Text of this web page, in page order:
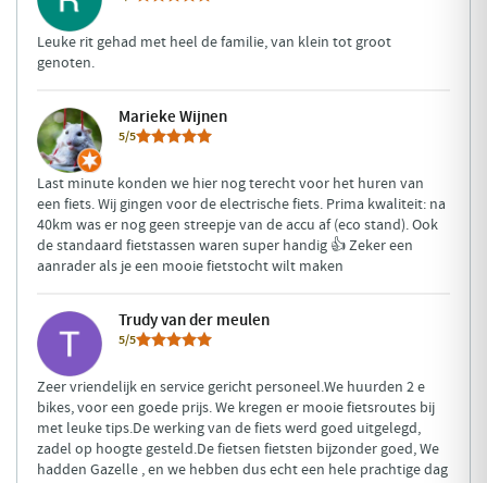
Leuke rit gehad met heel de familie, van klein tot groot
genoten.
Marieke Wijnen
5/5
Last minute konden we hier nog terecht voor het huren van
een fiets. Wij gingen voor de electrische fiets. Prima kwaliteit: na
40km was er nog geen streepje van de accu af (eco stand). Ook
de standaard fietstassen waren super handig 👍 Zeker een
aanrader als je een mooie fietstocht wilt maken
Trudy van der meulen
5/5
Zeer vriendelijk en service gericht personeel.We huurden 2 e
bikes, voor een goede prijs. We kregen er mooie fietsroutes bij
met leuke tips.De werking van de fiets werd goed uitgelegd,
zadel op hoogte gesteld.De fietsen fietsten bijzonder goed, We
hadden Gazelle , en we hebben dus echt een hele prachtige dag